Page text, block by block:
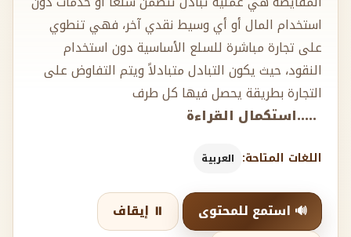
استخدام المال أو أي وسيط نقدي آخر، فهي تنطوي
على تجارة مباشرة للسلع الأساسية دون استخدام
النقود، حيث يكون التبادل متبادلاً ويتم التفاوض على
التجارة بطريقة يحصل فيها كل طرف
.....استكمال القراءة
اللغات المتاحة: العربية
🔊 استمع للمحتوى
⏸️ إيقاف